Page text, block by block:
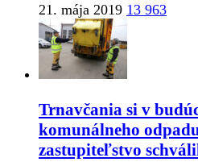
21. mája 2019 13 963
Trnavčania si v
komunálneho
zastupiteľstvo